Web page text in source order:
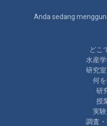
Anda sedang
どこ
水産
研究室
何
研
授
実
調査